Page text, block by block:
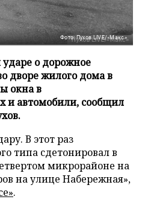
Фото: Пухов LIVE/«Макс»
о дорожное
дворе жилого дома в
окна в
и автомобили, сообщил
В этот раз
типа сдетонировал в
микрорайоне на
на улице Набережная»,
.